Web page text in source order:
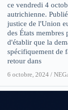
ce vendredi 4
autrichienne.
justice de l'Union
des États membres
d'établir que la
spécifiquement de
retour dans
6 octobre, 2024 /